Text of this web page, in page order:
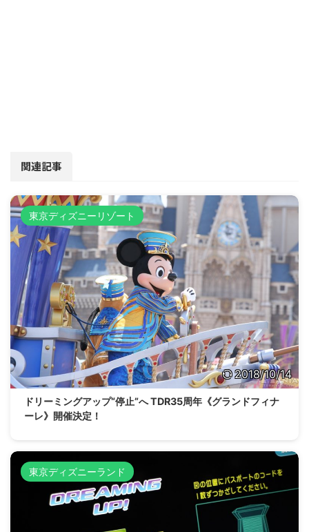
関連記事
東京ディズニーリゾート
2018/10/14
ドリーミングアップ“停止”へ TDR35周年《グランドフィナ
ーレ》開催決定！
東京ディズニーランド